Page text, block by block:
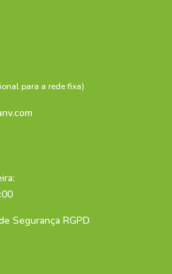
para a rede fixa)
Segurança RGPD